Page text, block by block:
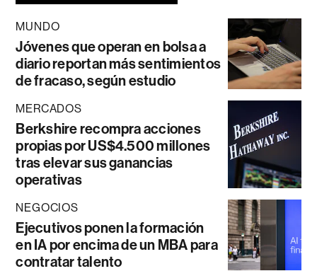
MUNDO
Jóvenes que operan en bolsa a
diario reportan más sentimientos
de fracaso, según estudio
MERCADOS
Berkshire recompra acciones
propias por US$4.500 millones
tras elevar sus ganancias
operativas
NEGOCIOS
Ejecutivos ponen la formación
en IA por encima de un MBA para
contratar talento